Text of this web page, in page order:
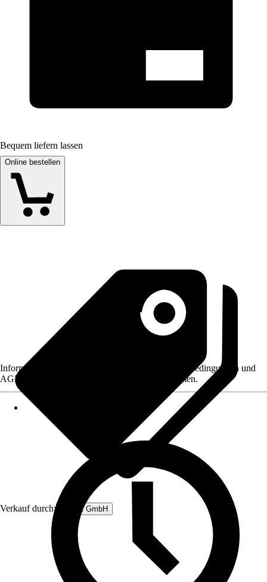
Bequem liefern lassen
Online bestellen
Verkauf durch: Rubart GmbH
Informationen des Verkäufers, wie z. B. Rückgabebedingungen und
AGB, finden Sie bei Klick auf den Verkäufernamen.